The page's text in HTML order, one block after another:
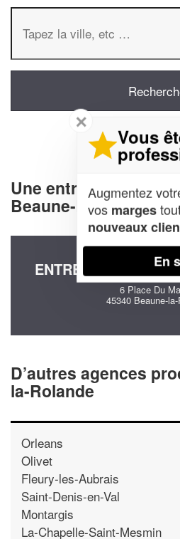
Une entreprise
Beaune-la-Rolande
ENTREPRISE
6 Place Du
45340 Beaune-
D’autres agences
la-Rolande
Orleans
Olivet
Fleury-les-Aubrais
Saint-Denis-en-Val
Montargis
La-Chapelle-Saint-Mesmin
✕
Vous
Augmentez
vos marges
nouveaux
En